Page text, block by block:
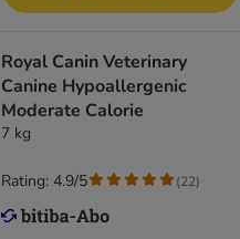
Royal Canin Veterinary
Canine Hypoallergenic
Moderate Calorie
7 kg
Rating: 4.9/5 (22)